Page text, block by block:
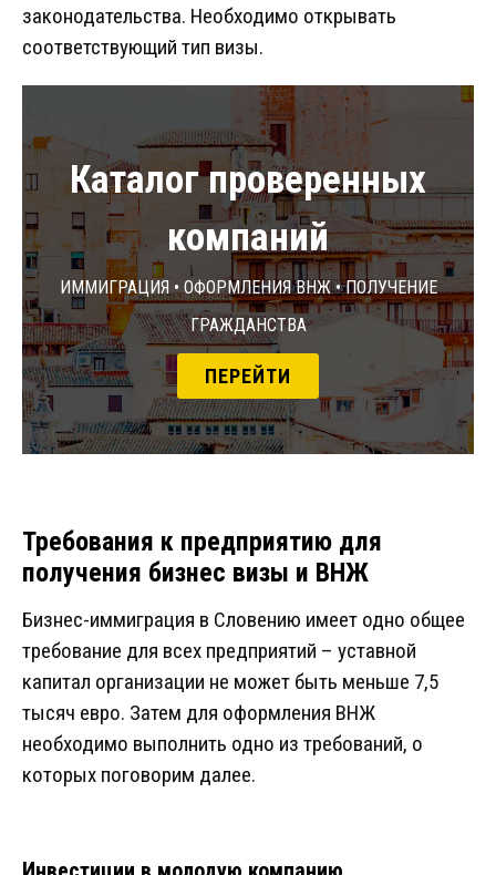
законодательства. Необходимо открывать
соответствующий тип визы.
Каталог проверенных
компаний
Иммиграция • Оформления ВНЖ • Получение
гражданства
ПЕРЕЙТИ
Требования к предприятию для
получения бизнес визы и ВНЖ
Бизнес-иммиграция в Словению имеет одно общее
требование для всех предприятий – уставной
капитал организации не может быть меньше 7,5
тысяч евро. Затем для оформления ВНЖ
необходимо выполнить одно из требований, о
которых поговорим далее.